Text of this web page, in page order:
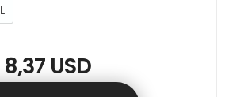
L
8,37 USD